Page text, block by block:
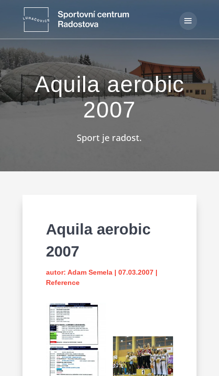
Aquila aerobic
2007
Sport je radost.
Aquila aerobic
2007
autor: Adam Semela| 07.03.2007|
Reference